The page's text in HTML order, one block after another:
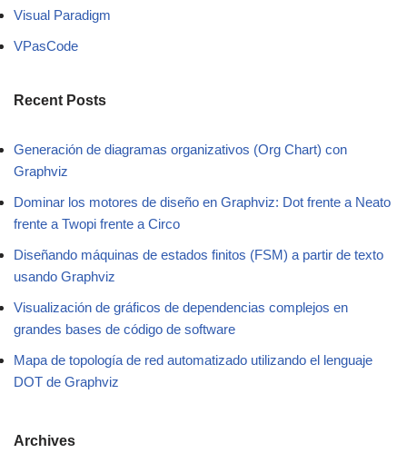
Visual Paradigm
VPasCode
Recent Posts
Generación de diagramas organizativos (Org Chart) con
Graphviz
Dominar los motores de diseño en Graphviz: Dot frente a Neato
frente a Twopi frente a Circo
Diseñando máquinas de estados finitos (FSM) a partir de texto
usando Graphviz
Visualización de gráficos de dependencias complejos en
grandes bases de código de software
Mapa de topología de red automatizado utilizando el lenguaje
DOT de Graphviz
Archives